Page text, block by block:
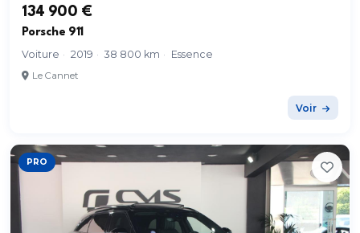
134 900 €
Porsche 911
Voiture · 2019 · 38 800 km · Essence
Le Cannet
Voir
PRO